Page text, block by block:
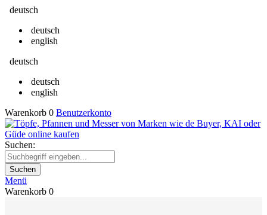
deutsch
deutsch
english
deutsch
deutsch
english
Warenkorb 0 Benutzerkonto
Suchen:
Suchen
Menü
Warenkorb 0